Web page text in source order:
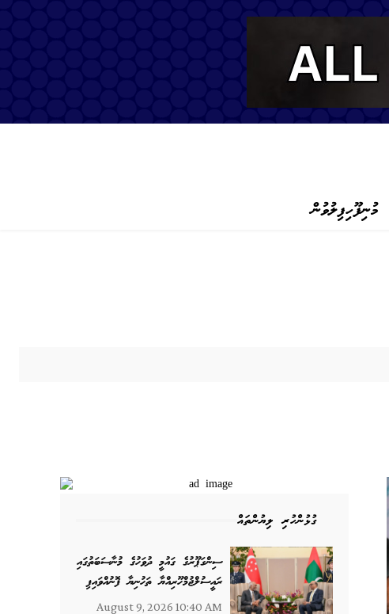
މުނިފޫހިފިލުވުން
ގުޅުންހުރި ލިޔުންތައް
ސިންގަޕޫރުގެ ގައުމީ ދުވަހުގެ މުނާސަބަތުގައި
ރައީސުލްޖުމްހޫރިއްޔާ ތަހުނިޔާ ފޮނުއްވައިފި
August 9, 2026 10:40 AM